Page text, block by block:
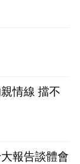
情線 擋不
報告談體會